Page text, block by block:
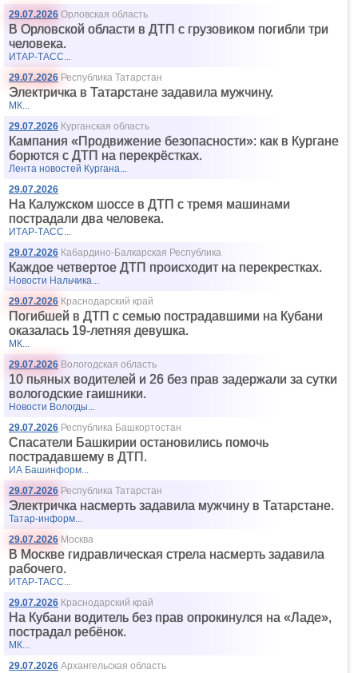
29.07.2026 Орловская область
В Орловской области в ДТП с грузовиком погибли три
человека.
ИТАР-ТАСС...
29.07.2026 Республика Татарстан
Электричка в Татарстане задавила мужчину.
МК...
29.07.2026 Курганская область
Кампания «Продвижение безопасности»: как в Кургане
борются с ДТП на перекрёстках.
Лента новостей Кургана...
29.07.2026
На Калужском шоссе в ДТП с тремя машинами
пострадали два человека.
ИТАР-ТАСС...
29.07.2026 Кабардино-Балкарская Республика
Каждое четвертое ДТП происходит на перекрестках.
Новости Нальчика...
29.07.2026 Краснодарский край
Погибшей в ДТП с семью пострадавшими на Кубани
оказалась 19-летняя девушка.
МК...
29.07.2026 Вологодская область
10 пьяных водителей и 26 без прав задержали за сутки
вологодские гаишники.
Новости Вологды...
29.07.2026 Республика Башкортостан
Спасатели Башкирии остановились помочь
пострадавшему в ДТП.
ИА Башинформ...
29.07.2026 Республика Татарстан
Электричка насмерть задавила мужчину в Татарстане.
Татар-информ...
29.07.2026 Москва
В Москве гидравлическая стрела насмерть задавила
рабочего.
ИТАР-ТАСС...
29.07.2026 Краснодарский край
На Кубани водитель без прав опрокинулся на «Ладе»,
пострадал ребёнок.
МК...
29.07.2026 Архангельская область